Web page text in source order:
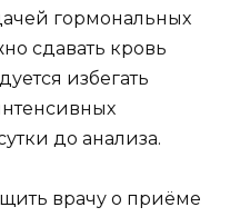
гормональных
сдавать кровь
избегать
до анализа.
врачу о приёме